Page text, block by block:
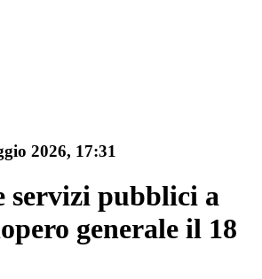
2026, 17:31
servizi pubblici a
generale il 18